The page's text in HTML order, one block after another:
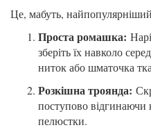
Це, мабуть,
Проста ромашка:
зберіть їх навколо
ниток або шматочка
Розкішна троянда:
поступово
пелюстки.